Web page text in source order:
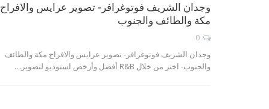
وجدان الشريف فوتوغرافر- تصوير عرايس والافراح
مكة والطائف والجنوب
وجدان الشريف فوتوغرافر- تصوير عرايس والافراح مكة والطائف
والجنوب- اختر من خلال R&B أفضل وأرخص استوديو لتصوير…